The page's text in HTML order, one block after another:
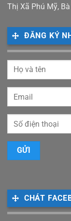
Thị Xã Phú Mỹ,
ĐĂNG KÝ
CHÁT